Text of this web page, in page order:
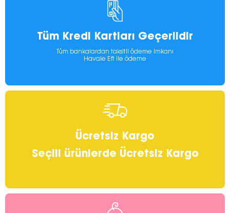
Tüm Kredi Kartları Geçerlidir
Tüm bankalardan taksitli ödeme imkanı
Havale Eft ile ödeme
Ücretsiz Kargo
Seçili ürünlerde Ücretsiz Kargo